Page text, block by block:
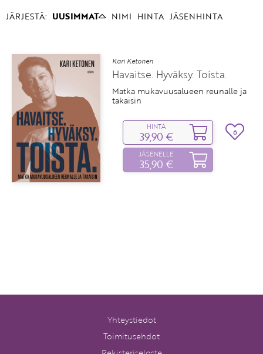
JÄRJESTÄ: UUSIMMAT NIMI HINTA JÄSENHINTA
Kari Ketonen
Havaitse. Hyväksy. Toista.
Matka mukavuusalueen reunalle ja
takaisin
HINTA
39,90 €
JÄSENELLE
35,90 €
6
Yhteystiedot
Toimitusehdot